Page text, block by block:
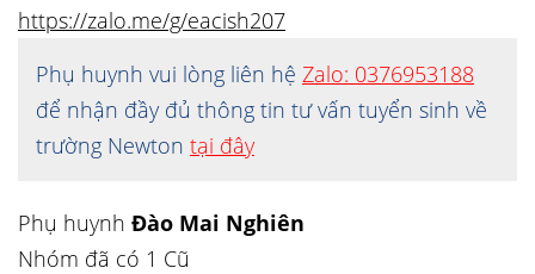
https://zalo.me/g/eacish207
Phụ huynh vui lòng liên hệ Zalo: 0376953188
để nhận đầy đủ thông tin tư vấn tuyển sinh về
trường Newton tại đây
Phụ huynh Đào Mai Nghiên
Nhóm đã có 1 Cũ